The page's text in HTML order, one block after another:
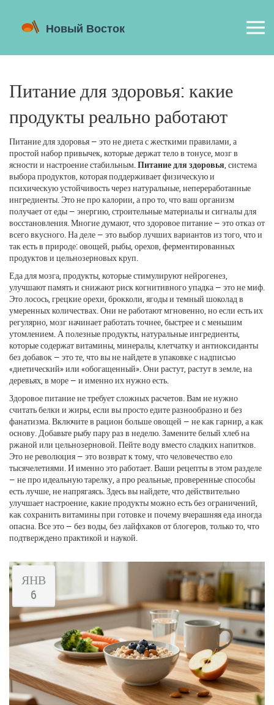
Питание для здоровья: какие
продукты реально работают
Питание для здоровья — это не диета с жесткими правилами, а
простой набор привычек, которые держат тело в тонусе, мозг в
ясности и настроение стабильным. Питание для здоровья система
выбора продуктов, которая поддерживает физическую и
психическую устойчивость через натуральные, непереработанные
ингредиенты . Это не про калории, а про то, что ваш организм
получает от еды — энергию, строительные материалы и сигналы для
восстановления . Многие думают, что здоровое питание — это отказ от
всего вкусного. На деле — это выбор лучших вариантов из того, что и
так есть в природе: овощей, рыбы, орехов, ферментированных
продуктов и цельнозерновых круп.
Еда для мозга продукты, которые стимулируют нейрогенез,
улучшают память и снижают риск когнитивного упадка— это не миф.
Это лосось, грецкие орехи, брокколи, ягоды и темный шоколад в
умеренных количествах. Они не работают мгновенно, но если есть их
регулярно, мозг начинает работать точнее, быстрее и с меньшим
утомлением. А полезные продукты натуральные ингредиенты,
которые содержат витамины, минералы, клетчатку и антиоксиданты
без добавок— это те, что вы не найдете в упаковке с надписью
«диетический» или «обогащенный». Они растут, растут в земле, на
деревьях, в море — и именно их нужно есть.
Здоровое питание не требует сложных расчетов. Вам не нужно
считать белки и жиры, если вы просто едите разнообразно и без
фанатизма. Включите в рацион больше овощей — не как гарнир, а как
основу. Добавьте рыбу пару раз в неделю. Замените белый хлеб на
ржаной или цельнозерновой. Пейте воду вместо сладких напитков.
Это не революция — это возврат к тому, что человечество ело
тысячелетиями. И именно это работает. Ваши рецепты в этом разделе
— не про идеальную тарелку, а про реальные, проверенные способы
есть лучше, не напрягаясь. Здесь вы найдете, что действительно
улучшает настроение, какие продукты можно есть без ограничений,
как сохранить витамины при готовке и почему вчерашняя еда иногда
опасна. Все это — без воды, без лайфхаков от блогеров, только то, что
подтверждено практикой и наукой.
ЯНВ
6